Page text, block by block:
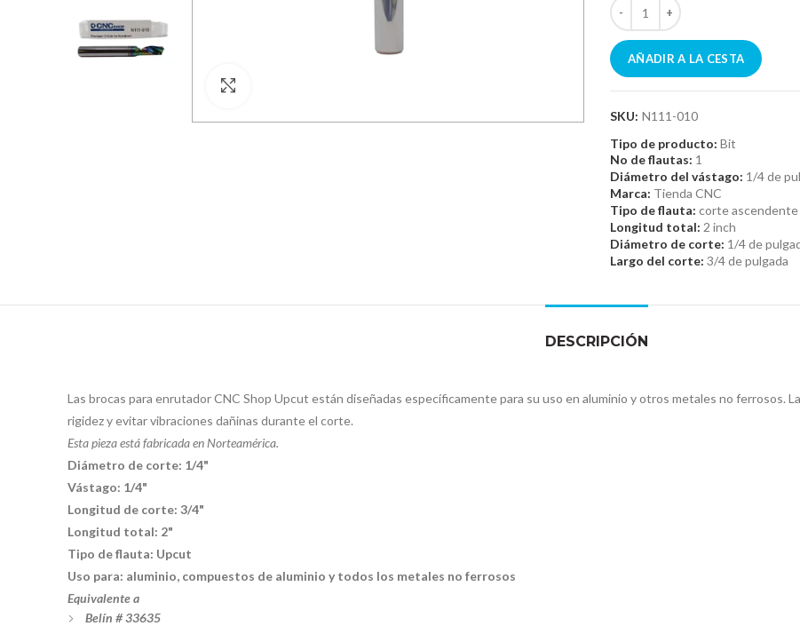
AÑADIR A LA CESTA
SKU: N111-010
Tipo de producto: Bit
No de flautas: 1
Diámetro del vástago: 1/4 de
Marca: Tienda CNC
Tipo de flauta: corte ascendente
Longitud total: 2 inch
Diámetro de corte: 1/4 de
Largo del corte: 3/4 de pulgada
DESCRIPCIÓN
Las brocas para enrutador CNC Shop Upcut están diseñadas específicamente para su uso en aluminio y otros metales no ferrosos.
rigidez y evitar vibraciones dañinas durante el corte.
Esta pieza está fabricada en Norteamérica.
Diámetro de corte: 1/4"
Vástago: 1/4"
Longitud de corte: 3/4"
Longitud total: 2"
Tipo de flauta: Upcut
Uso para: aluminio, compuestos de aluminio y todos los metales no ferrosos
Equivalente a
Belín # 33635